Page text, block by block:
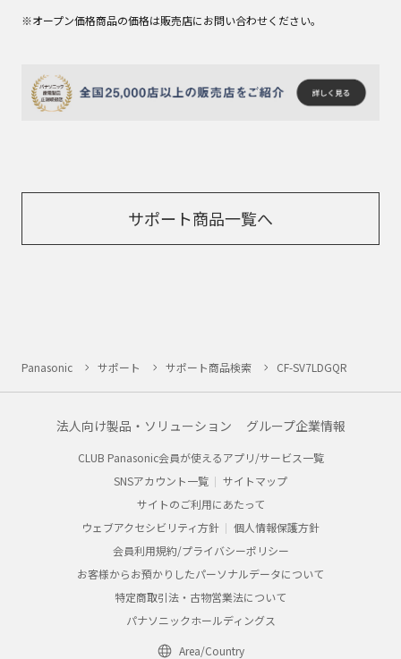
※オープン価格商品の価格は販売店にお問い合わせください。
サポート商品一覧へ
Panasonic サポート サポート商品検索 CF-SV7LDGQR
法人向け製品・ソリューション グループ企業情報
CLUB Panasonic会員が使えるアプリ/サービス一覧
SNSアカウント一覧
サイトマップ
サイトのご利用にあたって
ウェブアクセシビリティ方針
個人情報保護方針
会員利用規約/プライバシーポリシー
お客様からお預かりしたパーソナルデータについて
特定商取引法・古物営業法について
パナソニックホールディングス
Area/Country